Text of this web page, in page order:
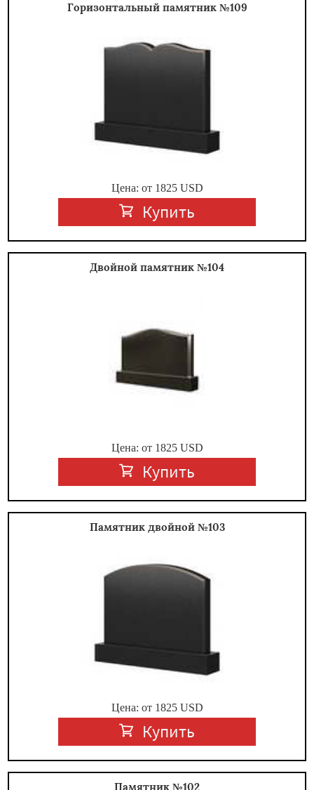
Горизонтальный памятник №109
Цена: от 1825USD
Купить
Двойной памятник №104
Цена: от 1825USD
Купить
Памятник двойной №103
Цена: от 1825USD
Купить
Памятник №102